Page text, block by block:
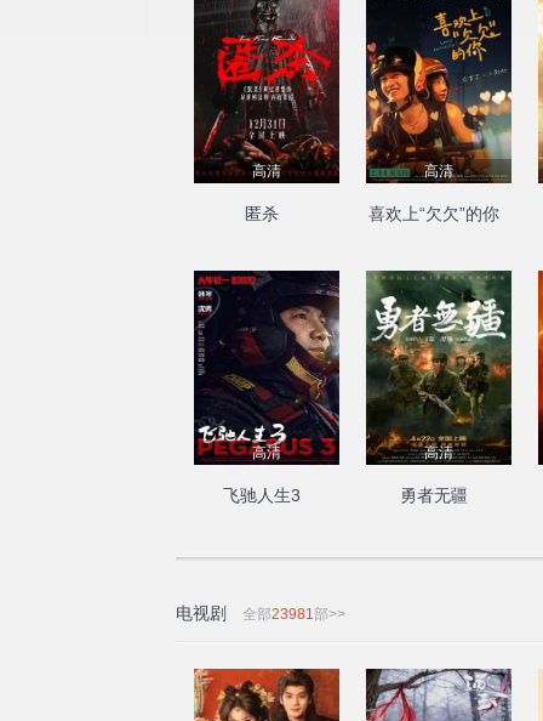
高清
匿杀
高清
喜欢上“欠欠”的你
高清
飞驰人生3
高清
勇者无疆
电视剧 全部23981部>>